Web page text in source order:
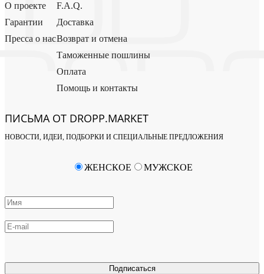
О проекте
Гарантии
Пресса о нас
F.A.Q.
Доставка
Возврат и отмена
Таможенные пошлины
Оплата
Помощь и контакты
ПИСЬМА ОТ DROPP.MARKET
НОВОСТИ, ИДЕИ, ПОДБОРКИ И СПЕЦИАЛЬНЫЕ ПРЕДЛОЖЕНИЯ
Подписаться
ЖЕНСКОЕ МУЖСКОЕ